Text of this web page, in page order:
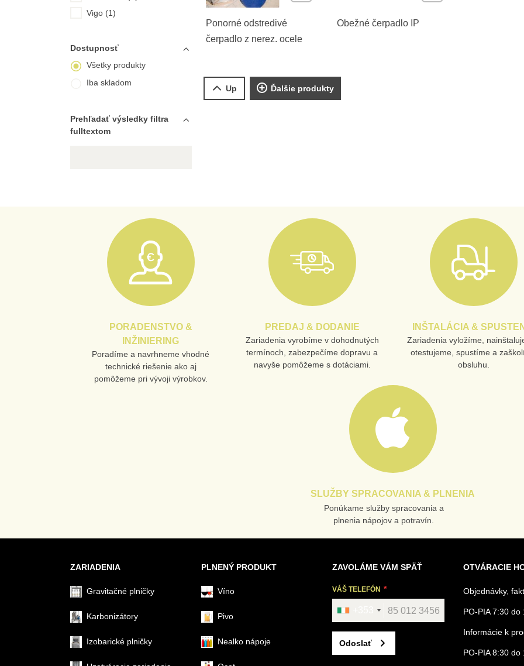
Ponorné odstredivé
čerpadlo z nerez. ocele
Obežné čerpadlo IP
Up Ďalšie produkty
Vigo (1)
Dostupnosť
Všetky produkty
Iba skladom
Prehľadať výsledky filtra
fulltextom
PORADENSTVO &
INŽINIERING
Poradíme a navrhneme vhodné
technické riešenie ako aj
pomôžeme pri vývoji výrobkov.
PREDAJ & DODANIE
Zariadenia vyrobíme v dohodnutých
termínoch, zabezpečíme dopravu a
navyše pomôžeme s dotáciami.
INŠTALÁCIA &
Zariadenia vyložíme,
otestujeme, spustíme a
obsluhu.
SLUŽBY SPRACOVANIA & PLNENIA
Ponúkame služby spracovania a
plnenia nápojov a potravín.
ZARIADENIA
Gravitačné plničky
Karbonizátory
Izobarické plničky
PLNENÝ PRODUKT
Víno
Pivo
Nealko nápoje
ZAVOLÁME VÁM SPÄŤ
VÁŠ TELEFÓN
Odoslať
OTVÁRACIE
Objednávky,
PO-PIA 7:30 do
Informácie k
PO-PIA 8:30 do